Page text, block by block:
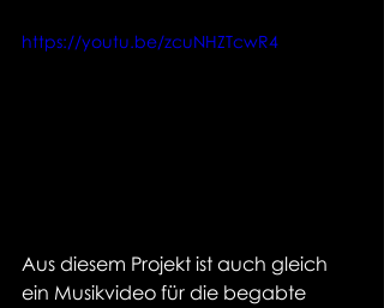
https://youtu.be/zcuNHZTcwR4
Aus diesem Projekt ist auch gleich
ein Musikvideo für die begabte